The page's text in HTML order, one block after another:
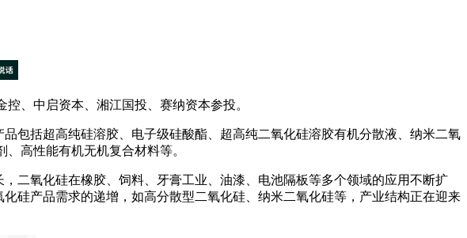
、中启资本、湘江国投、赛纳资本参投。
括超高纯硅溶胶、电子级硅酸酯、超高纯二氧化硅溶胶有机分散液、纳米二氧
高性能有机无机复合材料等。
氧化硅在橡胶、饲料、牙膏工业、油漆、电池隔板等多个领域的应用不断扩
硅产品需求的递增，如高分散型二氧化硅、纳米二氧化硅等，产业结构正在迎来